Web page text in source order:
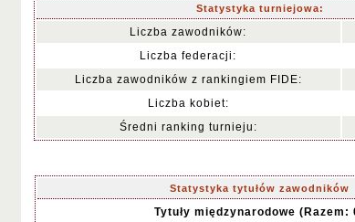
Statystyka turniejowa:
Liczba zawodników:
Liczba federacji:
Liczba zawodników z rankingiem FIDE:
Liczba kobiet:
Średni ranking turnieju:
Statystyka tytułów zawodników
Tytuły międzynarodowe (Razem: